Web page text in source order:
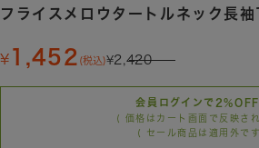
フライスメロウタートルネック長袖
1,452 (税込) 2,420
会員ログインで2%OFF
( 価格はカート画面で反映さ
( セール商品は適用外で